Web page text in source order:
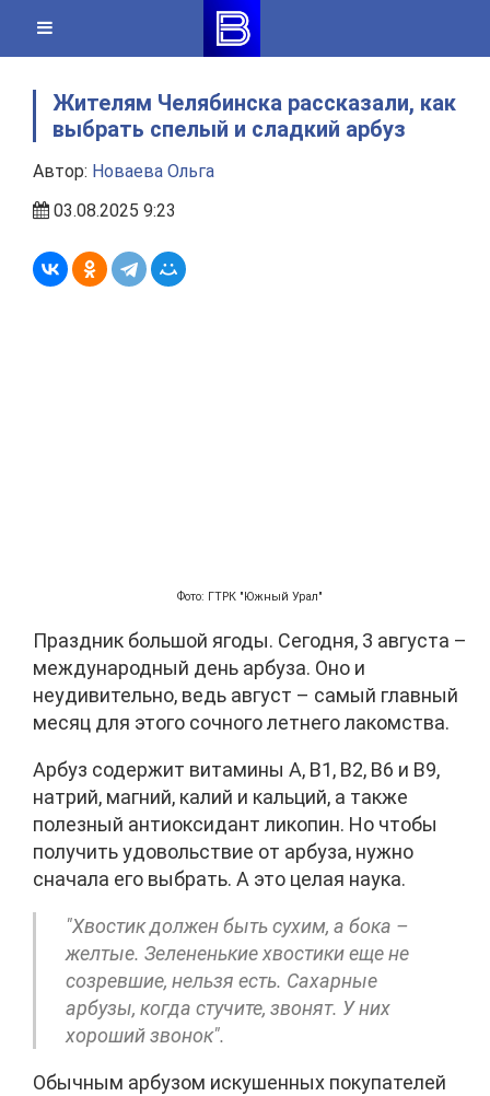
content
Жителям Челябинска рассказали, как
выбрать спелый и сладкий арбуз
Автор: Новаева Ольга
03.08.2025 9:23
Фото: ГТРК "Южный Урал"
Праздник большой ягоды. Сегодня, 3 августа –
международный день арбуза. Оно и
неудивительно, ведь август – самый главный
месяц для этого сочного летнего лакомства.
Арбуз содержит витамины A, B1, B2, B6 и B9,
натрий, магний, калий и кальций, а также
полезный антиоксидант ликопин. Но чтобы
получить удовольствие от арбуза, нужно
сначала его выбрать. А это целая наука.
"Хвостик должен быть сухим, а бока –
желтые. Зелененькие хвостики еще не
созревшие, нельзя есть. Сахарные
арбузы, когда стучите, звонят. У них
хороший звонок".
Обычным арбузом искушенных покупателей